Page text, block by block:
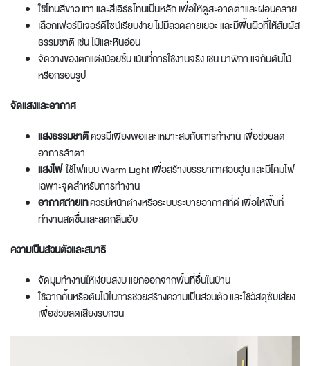
ใช้โทนสีขาว เทา และสีเอิร์ธโทนเป็นหลัก เพื่อให้ดูสะอาดตาและผ่อนคลาย
เลือกเฟอร์นิเจอร์ดีไซน์เรียบง่าย ไม่มีลวดลายเยอะ และมีพื้นผิวที่ให้สัมผัส
ธรรมชาติ เช่น ไม้และหินอ่อน
จัดวางของตกแต่งน้อยชิ้น เน้นที่การใช้งานจริง เช่น นาฬิกา แจกันต้นไม้
หรือกรอบรูป
จัดแสงและอากาศ
แสงธรรมชาติควรมีเพียงพอและเหมาะสมกับการทำงาน เพื่อช่วยลด
อาการล้าตา
แสงไฟใช้ไฟแบบ Warm Light เพื่อสร้างบรรยากาศอบอุ่น และมีโคมไฟ
เฉพาะจุดสำหรับการทำงาน
อากาศถ่ายเทควรมีหน้าต่างหรือระบบระบายอากาศที่ดี เพื่อให้พื้นที่
ทำงานสดชื่นและลดกลิ่นอับ
ความเป็นส่วนตัวและสมาธิ
จัดมุมทำงานให้เงียบสงบ แยกออกจากพื้นที่อื่นในบ้าน
ใช้ฉากกั้นหรือต้นไม้ในการช่วยสร้างความเป็นส่วนตัว และใช้วัสดุซับเสียง
เพื่อช่วยลดเสียงรบกวน